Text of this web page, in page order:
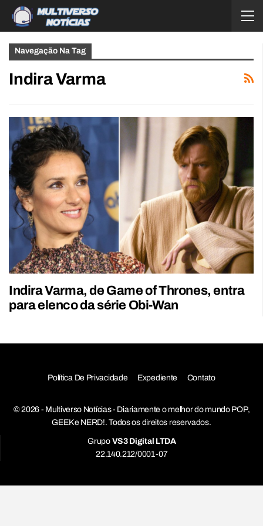
Navegação Na Tag
Indira Varma
Indira Varma, de Game of Thrones, entra
para elenco da série Obi-Wan
Política De Privacidade Expediente Contato
© 2026 - Multiverso Notícias - Diariamente o melhor do mundo POP,
GEEK e NERD!. Todos os direitos reservados.
Grupo VS3 Digital LTDA
22.140.212/0001-07